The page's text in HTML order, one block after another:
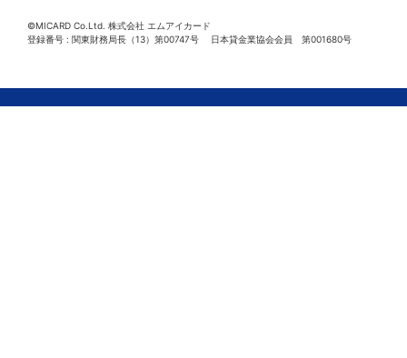
©MICARD Co.Ltd. 株式会社 エムアイカード
登録番号 : 関東財務局長（13）第00747号 日本貸金業協会会員 第001680号